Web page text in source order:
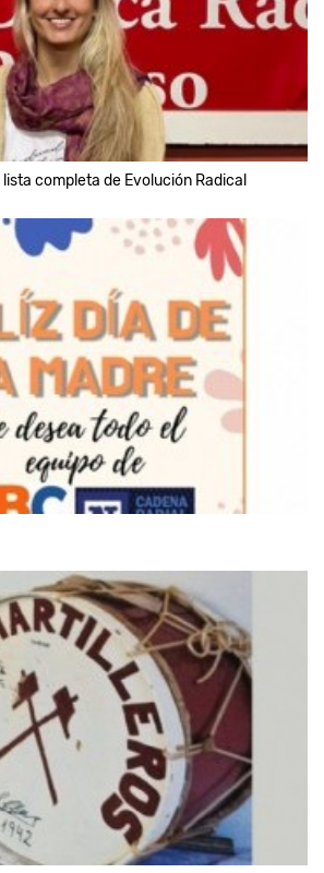
completa de Evolución Radical